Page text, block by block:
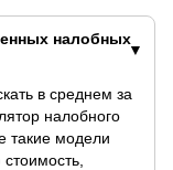
налобных
в среднем за
налобного
такие модели